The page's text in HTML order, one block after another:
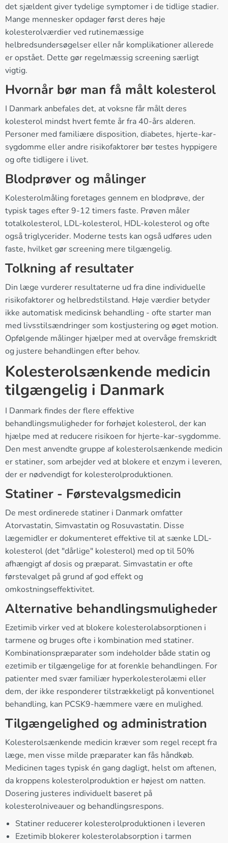
det sjældent giver tydelige symptomer i de tidlige stadier.
Mange mennesker opdager først deres høje
kolesterolværdier ved rutinemæssige
helbredsundersøgelser eller når komplikationer allerede
er opstået. Dette gør regelmæssig screening særligt
vigtig.
Hvornår bør man få målt kolesterol
I Danmark anbefales det, at voksne får målt deres
kolesterol mindst hvert femte år fra 40-års alderen.
Personer med familiære disposition, diabetes, hjerte-kar-
sygdomme eller andre risikofaktorer bør testes hyppigere
og ofte tidligere i livet.
Blodprøver og målinger
Kolesterolmåling foretages gennem en blodprøve, der
typisk tages efter 9-12 timers faste. Prøven måler
totalkolesterol, LDL-kolesterol, HDL-kolesterol og ofte
også triglycerider. Moderne tests kan også udføres uden
faste, hvilket gør screening mere tilgængelig.
Tolkning af resultater
Din læge vurderer resultaterne ud fra dine individuelle
risikofaktorer og helbredstilstand. Høje værdier betyder
ikke automatisk medicinsk behandling - ofte starter man
med livsstilsændringer som kostjustering og øget motion.
Opfølgende målinger hjælper med at overvåge fremskridt
og justere behandlingen efter behov.
Kolesterolsænkende medicin
tilgængelig i Danmark
I Danmark findes der flere effektive
behandlingsmuligheder for forhøjet kolesterol, der kan
hjælpe med at reducere risikoen for hjerte-kar-sygdomme.
Den mest anvendte gruppe af kolesterolsænkende medicin
er statiner, som arbejder ved at blokere et enzym i leveren,
der er nødvendigt for kolesterolproduktionen.
Statiner - Førstevalgsmedicin
De mest ordinerede statiner i Danmark omfatter
Atorvastatin, Simvastatin og Rosuvastatin. Disse
lægemidler er dokumenteret effektive til at sænke LDL-
kolesterol (det "dårlige" kolesterol) med op til 50%
afhængigt af dosis og præparat. Simvastatin er ofte
førstevalget på grund af god effekt og
omkostningseffektivitet.
Alternative behandlingsmuligheder
Ezetimib virker ved at blokere kolesterolabsorptionen i
tarmene og bruges ofte i kombination med statiner.
Kombinationspræparater som indeholder både statin og
ezetimib er tilgængelige for at forenkle behandlingen. For
patienter med svær familiær hyperkolesterolæmi eller
dem, der ikke responderer tilstrækkeligt på konventionel
behandling, kan PCSK9-hæmmere være en mulighed.
Tilgængelighed og administration
Kolesterolsænkende medicin kræver som regel recept fra
læge, men visse milde præparater kan fås håndkøb.
Medicinen tages typisk én gang dagligt, helst om aftenen,
da kroppens kolesterolproduktion er højest om natten.
Dosering justeres individuelt baseret på
kolesterolniveauer og behandlingsrespons.
Statiner reducerer kolesterolproduktionen i leveren
Ezetimib blokerer kolesterolabsorption i tarmen